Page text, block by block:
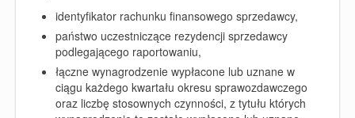
identyfikator rachunku finansowego sprzedawcy,
państwo uczestniczące rezydencji sprzedawcy
podlegającego raportowaniu,
łączne wynagrodzenie wypłacone lub uznane w
ciągu każdego kwartału okresu sprawozdawczego
oraz liczbę stosownych czynności, z tytułu których